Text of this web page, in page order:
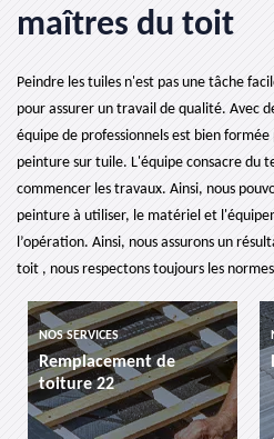
maîtres du toit
Peindre les tuiles n'est pas une tâche
pour assurer un travail de qualité. Avec
équipe de professionnels est bien
peinture sur tuile. L'équipe consacre du
commencer les travaux. Ainsi, nous
peinture à utiliser, le matériel et
l’opération. Ainsi, nous assurons un
toit , nous respectons toujours les
de
NOS SERVICES
Désamiantage